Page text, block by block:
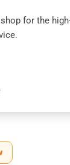
for the